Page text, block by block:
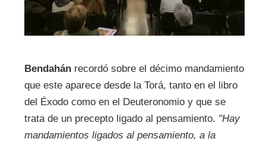
Bendahánrecordó sobre el décimo mandamiento
que este aparece desde la Torá, tanto en el libro
del Éxodo como en el Deuteronomio y que se
trata de un precepto ligado al pensamiento. "Hay
mandamientos ligados al pensamiento, a la